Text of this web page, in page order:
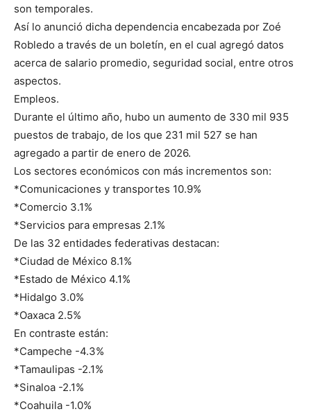
son temporales.
Así lo anunció dicha dependencia encabezada por Zoé
Robledo a través de un boletín, en el cual agregó datos
acerca de salario promedio, seguridad social, entre otros
aspectos.
Empleos.
Durante el último año, hubo un aumento de 330 mil 935
puestos de trabajo, de los que 231 mil 527 se han
agregado a partir de enero de 2026.
Los sectores económicos con más incrementos son:
*Comunicaciones y transportes 10.9%
*Comercio 3.1%
*Servicios para empresas 2.1%
De las 32 entidades federativas destacan:
*Ciudad de México 8.1%
*Estado de México 4.1%
*Hidalgo 3.0%
*Oaxaca 2.5%
En contraste están:
*Campeche -4.3%
*Tamaulipas -2.1%
*Sinaloa -2.1%
*Coahuila -1.0%